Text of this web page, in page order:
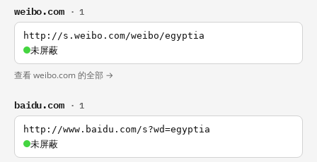
weibo.com · 1
http://s.weibo.com/weibo/egyptia
未屏蔽
查看 weibo.com 的全部 →
baidu.com · 1
http://www.baidu.com/s?wd=egyptia
未屏蔽